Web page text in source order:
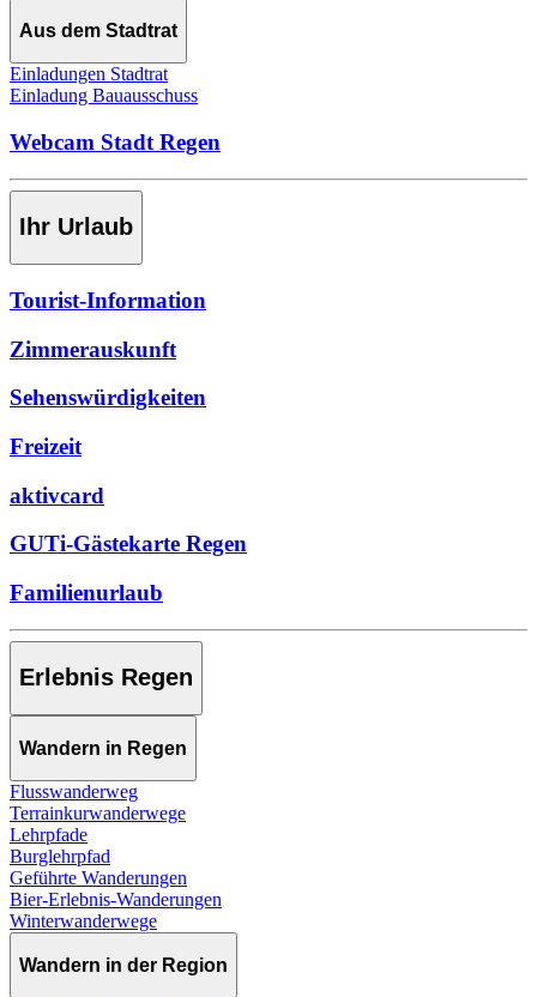
Aus dem Stadtrat
Einladungen Stadtrat
Einladung Bauausschuss
Webcam Stadt Regen
Ihr Urlaub
Tourist-Information
Zimmerauskunft
Sehenswürdigkeiten
Freizeit
aktivcard
GUTi-Gästekarte Regen
Familienurlaub
Erlebnis Regen
Wandern in Regen
Flusswanderweg
Terrainkurwanderwege
Lehrpfade
Burglehrpfad
Geführte Wanderungen
Bier-Erlebnis-Wanderungen
Winterwanderwege
Wandern in der Region